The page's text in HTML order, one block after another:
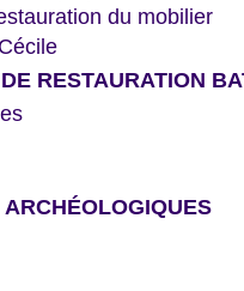
du mobilier
RESTAURATION